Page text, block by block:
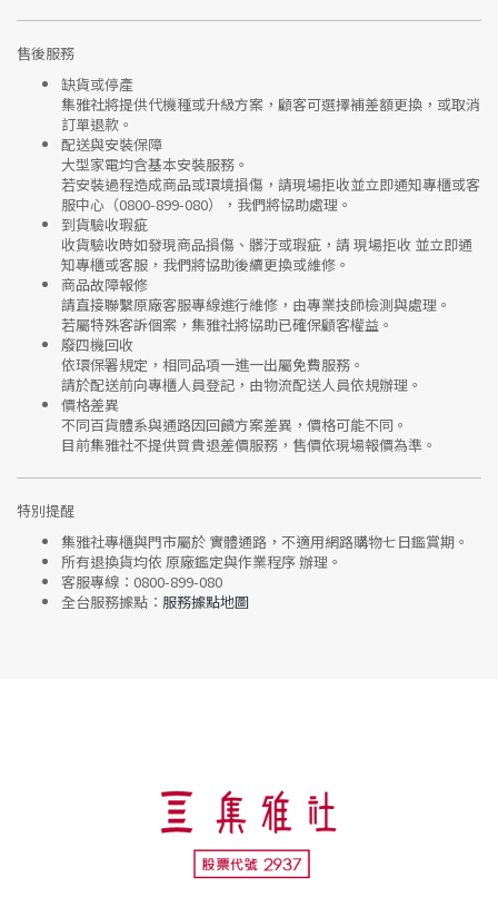
售後服務
缺貨或停產
集雅社將提供代機種或升級方案 ，顧客可選擇補差額更換，或取消
訂單退款。
配送與安裝保障
大型家電均含基本安裝服務。
若安裝過程造成商品或環境損傷，請現場拒收並立即通知專櫃或客
服中心 （0800-899-080），我們將協助處理。
到貨驗收瑕疵
收貨驗收時如發現商品損傷、髒汙或瑕疵 ，請 現場拒收 並立即通
知專櫃或客服，我們將協助後續更換或維修。
商品故障報修
請直接聯繫原廠客服專線進行維修，由專業技師檢測與處理。
若屬特殊客訴個案，集雅社將協助已確保顧客權益。
廢四機回收
依環保署規定，相同品項一進一出屬免費服務。
請於配送前向專櫃人員登記，由物流配送人員依規辦理。
價格差異
不同百貨體系與通路因回饋方案差異，價格可能不同。
目前集雅社不提供買貴退差價服務 ，售價依現場報價為準。
特別提醒
集雅社專櫃與門市屬於 實體通路，不適用網路購物七日鑑賞期 。
所有退換貨均依 原廠鑑定與作業程序辦理。
客服專線： 0800-899-080
全台服務據點： 服務據點地圖